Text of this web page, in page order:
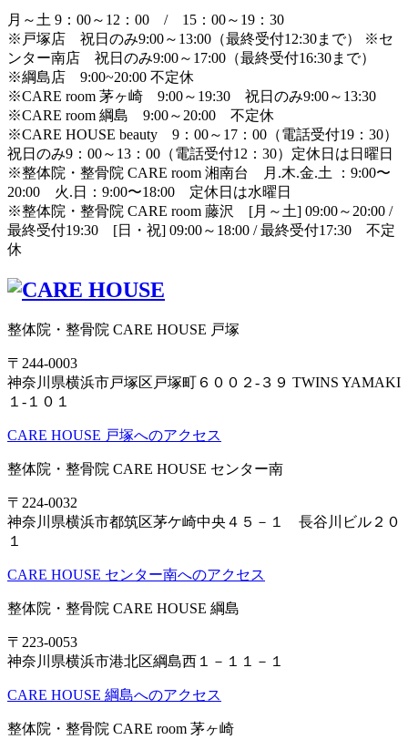
月～土 9：00～12：00 / 15：00～19：30
※戸塚店 祝日のみ9:00～13:00（最終受付12:30まで） ※セ
ンター南店 祝日のみ9:00～17:00（最終受付16:30まで）
※綱島店 9:00~20:00 不定休
※CARE room 茅ヶ崎 9:00～19:30 祝日のみ9:00～13:30
※CARE room 綱島 9:00～20:00 不定休
※CARE HOUSE beauty 9：00～17：00（電話受付19：30）
祝日のみ9：00～13：00（電話受付12：30）定休日は日曜日
※整体院・整骨院 CARE room 湘南台 月.木.金.土 ：9:00〜
20:00 火.日：9:00〜18:00 定休日は水曜日
※整体院・整骨院 CARE room 藤沢 [月～土] 09:00～20:00 /
最終受付19:30 [日・祝] 09:00～18:00 / 最終受付17:30 不定
休
整体院・整骨院 CARE HOUSE 戸塚
〒244-0003
神奈川県横浜市戸塚区戸塚町６００２-３９ TWINS YAMAKI
１-１０１
CARE HOUSE 戸塚へのアクセス
整体院・整骨院 CARE HOUSE センター南
〒224-0032
神奈川県横浜市都筑区茅ケ崎中央４５－１ 長谷川ビル２０
１
CARE HOUSE センター南へのアクセス
整体院・整骨院 CARE HOUSE 綱島
〒223-0053
神奈川県横浜市港北区綱島西１－１１－１
CARE HOUSE 綱島へのアクセス
整体院・整骨院 CARE room 茅ヶ崎